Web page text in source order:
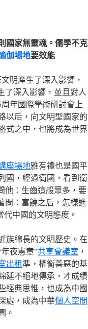
國家無靈魂。儒學不克
伽場地要效能
明產生了深入影響，
了深入影響，並且對人
年國際學術研討會上
以后，向文明型國家的
式之中，也將成為世界
座場地雅有禮也是國平
國，經過衛國，看到衛
他：生齒這般眾多，要
問：富饒之后，怎樣進
中國的文明態度。
族綿長的文明歷史。在
夜憲章”共享會議室 ，
出租準，權衡善惡的基
延不絕地傳承，才成績
經典思惟，也成為中國
處，成為中華個人空間
。